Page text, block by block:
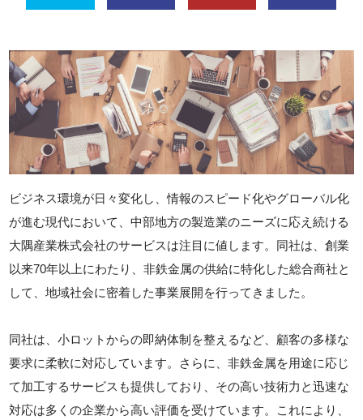
ビジネス環境が日々変化し、情報のスピード化やグローバル化
が進む現代において、中部地方の製造業のニーズに応え続ける
大隅産業株式会社のサービスは注目に値します。同社は、創業
以来70年以上にわたり、非鉄金属の供給に特化した総合商社と
して、地域社会に密着した事業展開を行ってきました。
同社は、小ロットからの即納体制を整えるなど、顧客の多様な
要求に柔軟に対応しています。さらに、非鉄金属を用途に応じ
て加工するサービスも提供しており、その高い技術力と迅速な
対応は多くの企業から高い評価を受けています。これにより、